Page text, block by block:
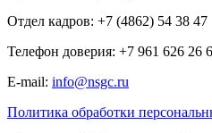
Отдел кадров: +7 (4862) 54 38 47
Телефон доверия: +7 961 626 26
E-mail: info@nsgc.ru
Политика обработки